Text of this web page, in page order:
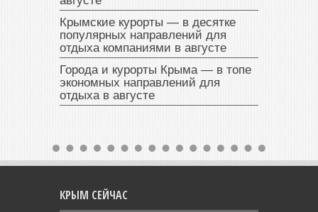
Крымские курорты — в десятке
популярных направлений для
отдыха компаниями в августе
Города и курорты Крыма — в топе
экономных направлений для
отдыха в августе
КРЫМ СЕЙЧАС